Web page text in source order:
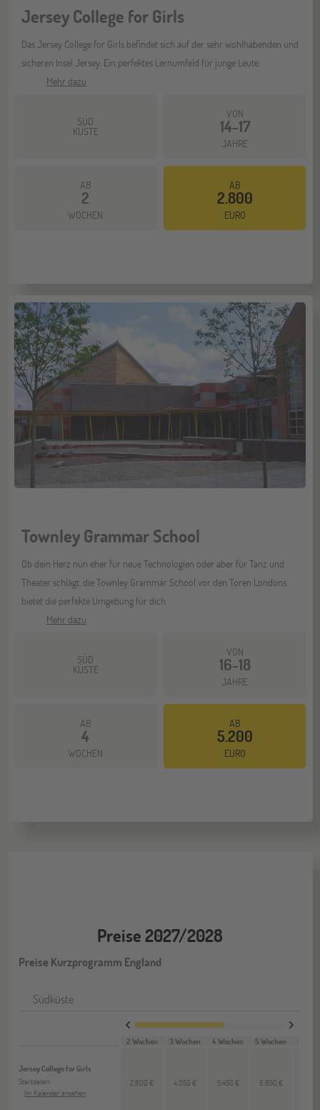
Jersey College for Girls
Das Jersey College for Girls befindet sich auf der sehr wohlhabenden und
sicheren Insel Jersey. Ein perfektes Lernumfeld für junge Leute.
Mehr dazu
SÜD
KÜSTE
VON
14-17
JAHRE
AB
2
WOCHEN
AB
2.800
EURO
Townley Grammar School
Ob dein Herz nun eher für neue Technologien oder aber für Tanz und
Theater schlägt, die Townley Grammar School vor den Toren Londons
bietet die perfekte Umgebung für dich
Mehr dazu
SÜD
KÜSTE
VON
16-18
JAHRE
AB
4
WOCHEN
AB
5.200
EURO
Preise 2027/2028
Preise Kurzprogramm England
Südküste
Jersey College for Girls
Startdaten:
Im Kalender ansehen
2 Wochen 3 Wochen 4 Wochen 5 Wochen
2.800 € 4.050 € 5.450 € 6.650 €